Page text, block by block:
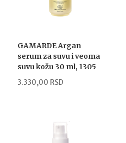
GAMARDE Argan
serum za suvu i veoma
suvu kožu 30 ml, 1305
3.330,00 RSD